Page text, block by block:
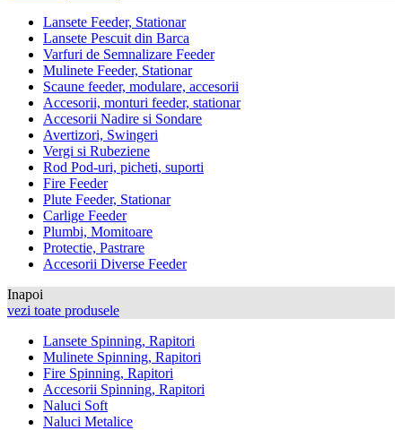
Lansete Feeder, Stationar
Lansete Pescuit din Barca
Varfuri de Semnalizare Feeder
Mulinete Feeder, Stationar
Scaune feeder, modulare, accesorii
Accesorii, monturi feeder, stationar
Accesorii Nadire si Sondare
Avertizori, Swingeri
Vergi si Rubeziene
Rod Pod-uri, picheti, suporti
Fire Feeder
Plute Feeder, Stationar
Carlige Feeder
Plumbi, Momitoare
Protectie, Pastrare
Accesorii Diverse Feeder
Inapoi
vezi toate produsele
Lansete Spinning, Rapitori
Mulinete Spinning, Rapitori
Fire Spinning, Rapitori
Accesorii Spinning, Rapitori
Naluci Soft
Naluci Metalice